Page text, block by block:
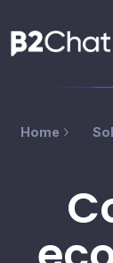
Home